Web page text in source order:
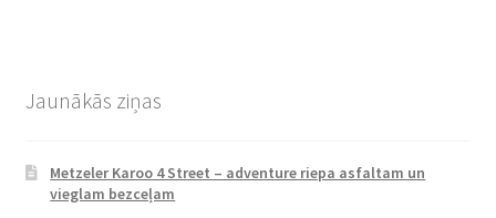
Jaunākās ziņas
Metzeler Karoo 4 Street – adventure riepa asfaltam un
vieglam bezceļam